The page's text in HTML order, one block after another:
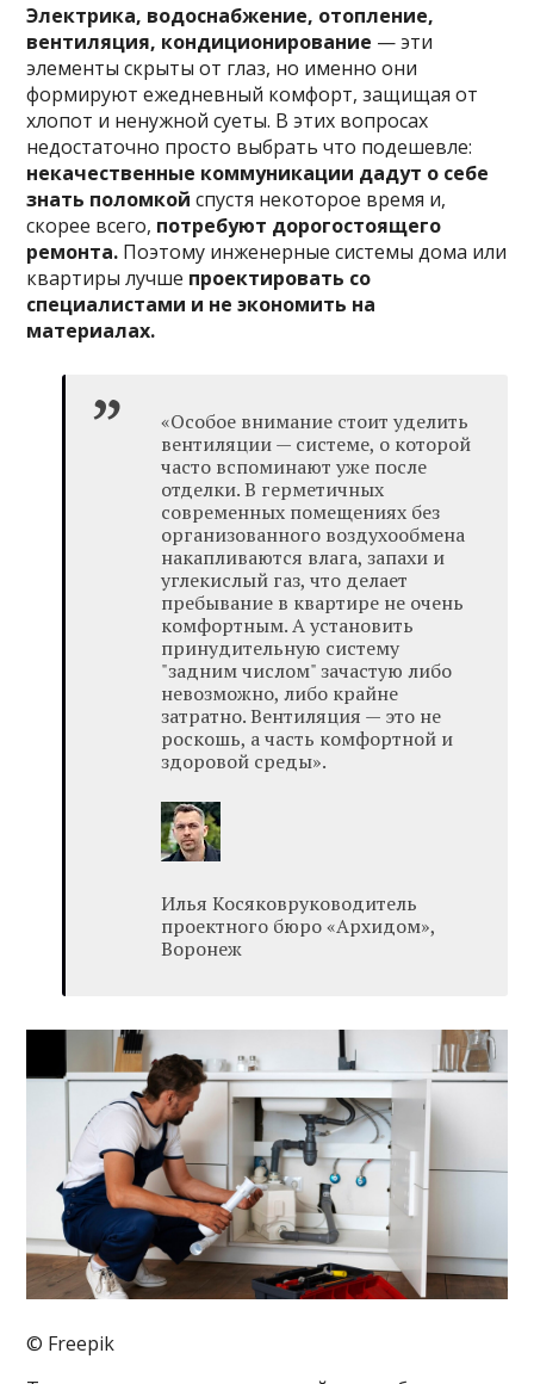
Электрика, водоснабжение, отопление,
вентиляция, кондиционирование — эти
элементы скрыты от глаз, но именно они
формируют ежедневный комфорт, защищая от
хлопот и ненужной суеты. В этих вопросах
недостаточно просто выбрать что подешевле:
некачественные коммуникации дадут о себе
знать поломкойспустя некоторое время и,
скорее всего, потребуют дорогостоящего
ремонта. Поэтому инженерные системы дома или
квартиры лучше проектировать со
специалистами и не экономить на
материалах.
«Особое внимание стоит уделить
вентиляции — системе, о которой
часто вспоминают уже после
отделки. В герметичных
современных помещениях без
организованного воздухообмена
накапливаются влага, запахи и
углекислый газ, что делает
пребывание в квартире не очень
комфортным. А установить
принудительную систему
"задним числом" зачастую либо
невозможно, либо крайне
затратно. Вентиляция — это не
роскошь, а часть комфортной и
здоровой среды».
Илья Косяковруководитель
проектного бюро «Архидом»,
Воронеж
© Freepik